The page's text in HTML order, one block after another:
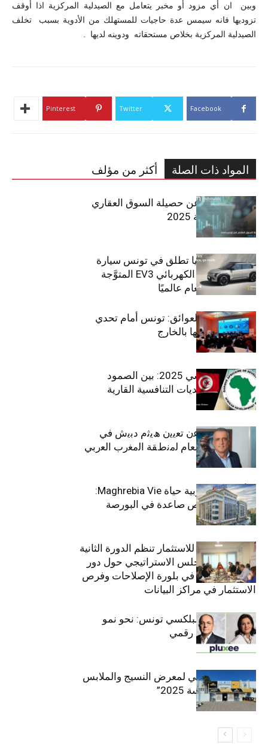
وبين ان أي مزود أو مخبر يتعامل مع الصيدلية المركزية اذا أوقف
تزوديها فانه سيمس عدة حاجيات للمستهلك من الأدوية بسبب تخلف
الصيدلية المركزية بخلاص مستحقاته ودوينه لديها .
Facebook
Twitter
Pinterest
المواد ذات الصلة أكثر من مؤلف
مبوب تكشف عن حصيلة السوق العقاري
في تونس لسنة 2025
سيتي كارز – كيا تطلق في تونس سيارة
الـدفع الرباعي الكهربائي EV3 المتوَّجة
بلقب سيارة العام عالميًا
بين الطموح والعوائق: تونس أمام تحدي
استعادة كفاءاتها بالخارج
الاقتصاد التونسي 2025: بين الصمود
الاجتماعي وتحديات التنافسية القارية
ﺗﯾﺗرا ﺑﺎك ﺗﻌﻠن ﻋن ﺗﻌﯾﯾن ھﯾﺛم دﺑﯾش ﻓﻲ
ﻣﻧﺻب اﻟﻣدﯾر اﻟﻌﺎم ﻟﻣﻧطﻘﺔ اﻟﻣﻐرب اﻟﻌرﺑﻲ
وﻏرب أﻓرﯾﻘﯾﺎ
التأمينات المغربية حياة Maghrebia Vie:
فاعل رائد بفرص صاعدة في البورصة
(+34.8%)
الهيئة التونسية للاستثمار تنظم الدورة الثانية
والعشرين للمجلس الاستراتيجي حول دور
القطاع الخاص في بلورة الإصلاحات وفرص
الاستثمار في مراكز البيانات
قيادة مزدوجة لبلكسي تونس: نحو نمو
متسارع وتحول رقمي
الافتتاح الرسمي لمعرض النسيج والملابس
“إنترتكس سوسة 2025”